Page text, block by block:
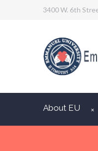
3400 W. 6th
About EU